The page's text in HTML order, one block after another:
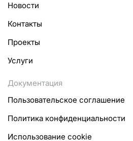
Новости
Контакты
Проекты
Услуги
Документация
Пользовательское соглашение
Политика конфиденциальности
Использование cookie